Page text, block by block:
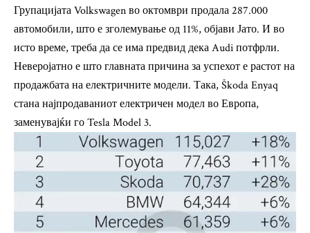
Групацијата Volkswagen во октомври продала 287.000
автомобили, што е зголемување од 11%, објави Јато. И во
исто време, треба да се има предвид дека Audi потфрли.
Неверојатно е што главната причина за успехот е растот на
продажбата на електричните модели. Така, Škoda Enyaq
стана најпродаваниот електричен модел во Европа,
заменувајќи го Tesla Model 3.